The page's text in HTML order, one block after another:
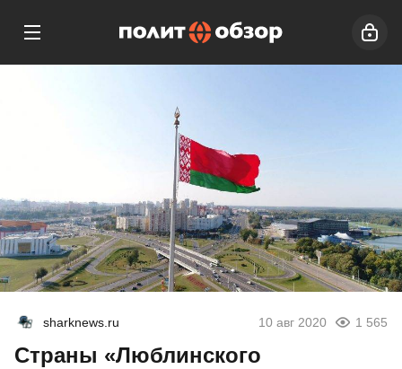
sharknews.ru 10 авг 2020 1 565
Страны «Люблинского